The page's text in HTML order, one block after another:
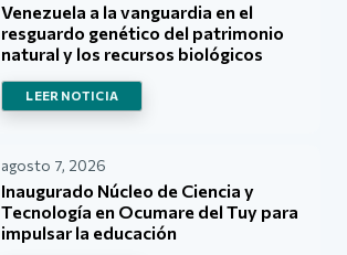
Venezuela a la vanguardia en el
resguardo genético del patrimonio
natural y los recursos biológicos
LEER NOTICIA
agosto 7, 2026
Inaugurado Núcleo de Ciencia y
Tecnología en Ocumare del Tuy para
impulsar la educación